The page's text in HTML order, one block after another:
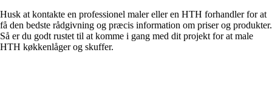
Husk at kontakte en professionel maler eller en HTH forhandler for at
få den bedste rådgivning og præcis information om priser og produkter.
Så er du godt rustet til at komme i gang med dit projekt for at male
HTH køkkenlåger og skuffer.